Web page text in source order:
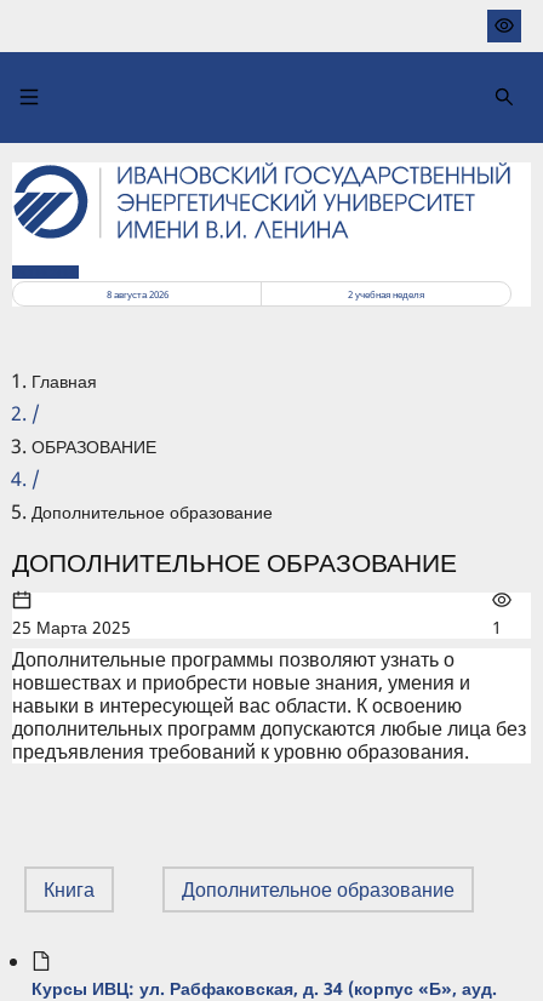
основному
8 августа 2026
2учебная неделя
Главная
/
ОБРАЗОВАНИЕ
/
Дополнительное образование
ДОПОЛНИТЕЛЬНОЕ ОБРАЗОВАНИЕ
25 Марта 2025 1
Дополнительные программы позволяют узнать о
новшествах и приобрести новые знания, умения и
навыки в интересующей вас области. К освоению
дополнительных программ допускаются любые лица без
предъявления требований к уровню образования.
Книга Дополнительное образование
Курсы ИВЦ: ул. Рабфаковская, д. 34 (корпус «Б», ауд.